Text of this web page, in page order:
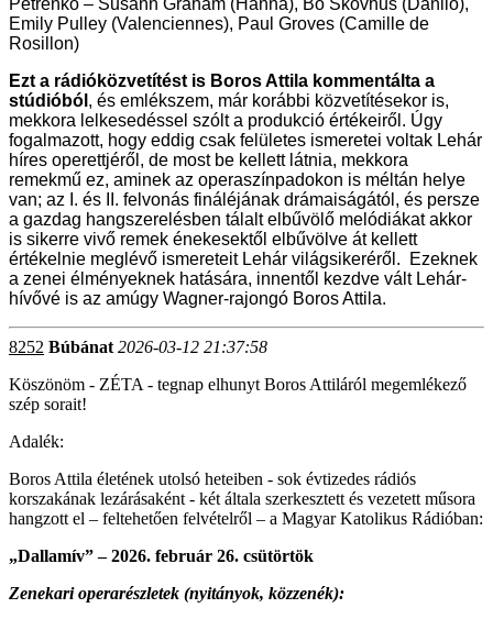
Emily Pulley (Valenciennes), Paul Groves (Camille de
Rosillon)
Ezt a rádióközvetítést is Boros Attila kommentálta a
stúdióból , és emlékszem, már korábbi közvetítésekor is,
mekkora lelkesedéssel szólt a produkció értékeiről. Úgy
fogalmazott, hogy eddig csak felületes ismeretei voltak Lehár
híres operettjéről, de most be kellett látnia, mekkora
remekmű ez, aminek az operaszínpadokon is méltán helye
van; az I. és II. felvonás fináléjának drámaiságától, és persze
a gazdag hangszerelésben tálalt elbűvölő melódiákat akkor
is sikerre vivő remek énekesektől elbűvölve át kellett
értékelnie meglévő ismereteit Lehár világsikeréről. Ezeknek
a zenei élményeknek hatására, innentől kezdve vált Lehár-
hívővé is az amúgy Wagner-rajongó Boros Attila.
8252 Búbánat 2026-03-12 21:37:58
Köszönöm - ZÉTA - tegnap elhunyt Boros Attiláról megemlékező
szép sorait!
Adalék:
Boros Attila életének utolsó heteiben - sok évtizedes rádiós
korszakának lezárásaként - két általa szerkesztett és vezetett műsora
hangzott el – feltehetően felvételről – a Magyar Katolikus Rádióban:
„Dallamív” – 2026. február 26. csütörtök
Zenekari operarészletek (nyitányok, közzenék):